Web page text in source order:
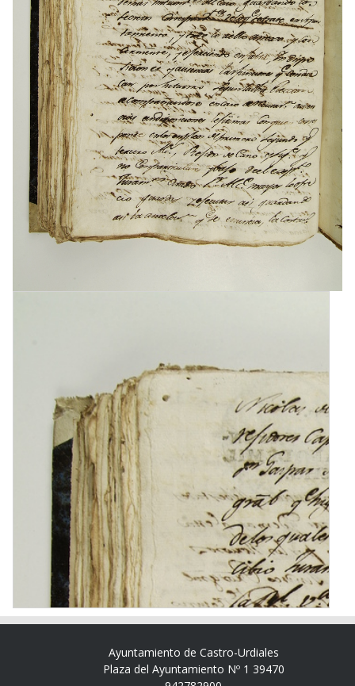
Ayuntamiento de Castro-Urdiales
Plaza del Ayuntamiento Nº 1 39470